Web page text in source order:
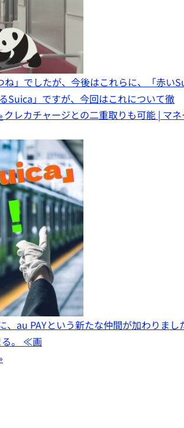
」でしたが、今後はこれらに、「赤い
Suica」ですが、今回はこれについて徹
レカチャージとの二重取りも可能 | マネ
au PAYという新たな仲間が加わりまし
る。 ≪画